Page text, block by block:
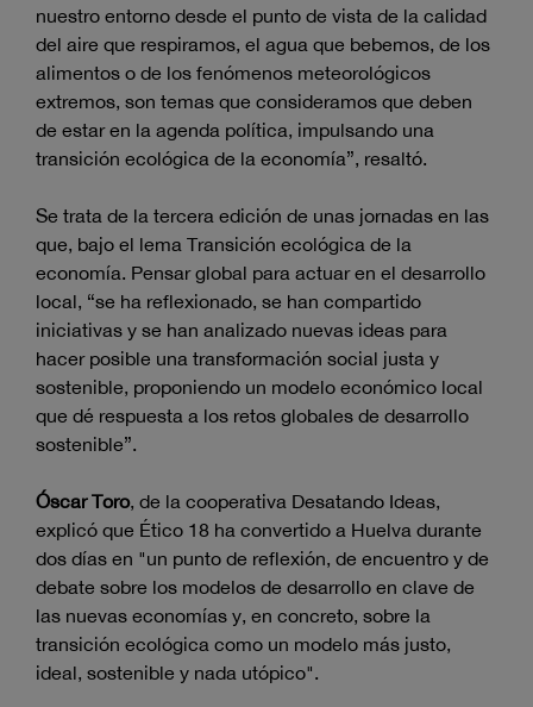
nuestro entorno desde el punto de vista de la calidad
del aire que respiramos, el agua que bebemos, de los
alimentos o de los fenómenos meteorológicos
extremos, son temas que consideramos que deben
de estar en la agenda política, impulsando una
transición ecológica de la economía”, resaltó.
Se trata de la tercera edición de unas jornadas en las
que, bajo el lema Transición ecológica de la
economía. Pensar global para actuar en el desarrollo
local, “se ha reflexionado, se han compartido
iniciativas y se han analizado nuevas ideas para
hacer posible una transformación social justa y
sostenible, proponiendo un modelo económico local
que dé respuesta a los retos globales de desarrollo
sostenible”.
Óscar Toro, de la cooperativa Desatando Ideas,
explicó que Ético 18 ha convertido a Huelva durante
dos días en "un punto de reflexión, de encuentro y de
debate sobre los modelos de desarrollo en clave de
las nuevas economías y, en concreto, sobre la
transición ecológica como un modelo más justo,
ideal, sostenible y nada utópico".